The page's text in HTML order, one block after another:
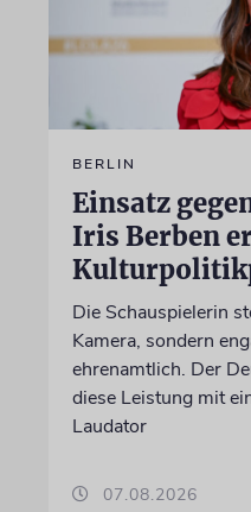
BERLIN
Einsatz
Iris Berben
Die Schauspielerin
Kamera, sondern
ehrenamtlich. Der
diese Leistung mit
Laudator
07.08.2026